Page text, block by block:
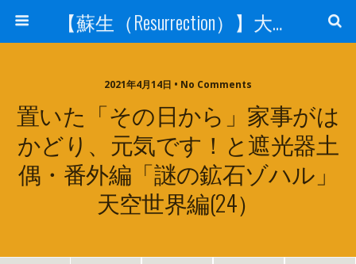
【蘇生（Resurrection）】大宇宙と人体の神秘を紐解く
2021年4月14日 • No Comments
置いた「その日から」家事がは
かどり、元気です！と遮光器土
偶・番外編「謎の鉱石ゾハル」
天空世界編(24）